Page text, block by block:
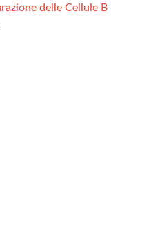
delle Cellule B